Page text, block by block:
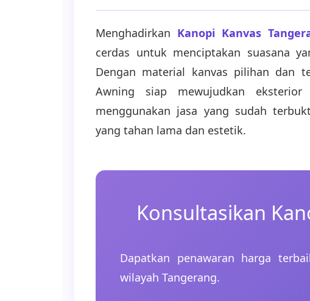
Menghadirkan Kanopi Kanvas
cerdas untuk menciptakan suasana
Dengan material kanvas pilihan dan
Awning siap mewujudkan
menggunakan jasa yang sudah
yang tahan lama dan estetik.
Konsultasikan
Dapatkan penawaran harga
wilayah Tangerang.